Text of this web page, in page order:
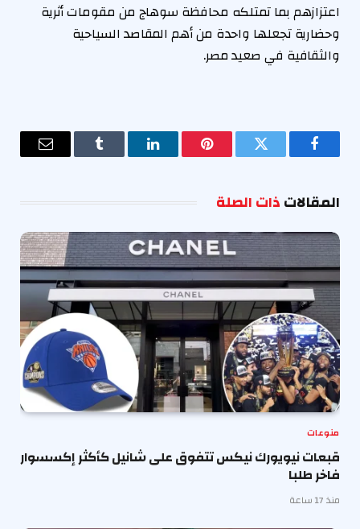
اعتزازهم بما تمتلكه محافظة سوهاج من مقومات أثرية
وحضارية تجعلها واحدة من أهم المقاصد السياحية
والثقافية في صعيد مصر.
فيسبوك تويتر بينتيريستلينكدإن Tumblr
البريد
المقالاتذات الصلة
منوعات
قبعات نيويورك نيكس تتفوق على شانيل كأكثر إكسسوار
فاخر طلبا
منذ 17 ساعة